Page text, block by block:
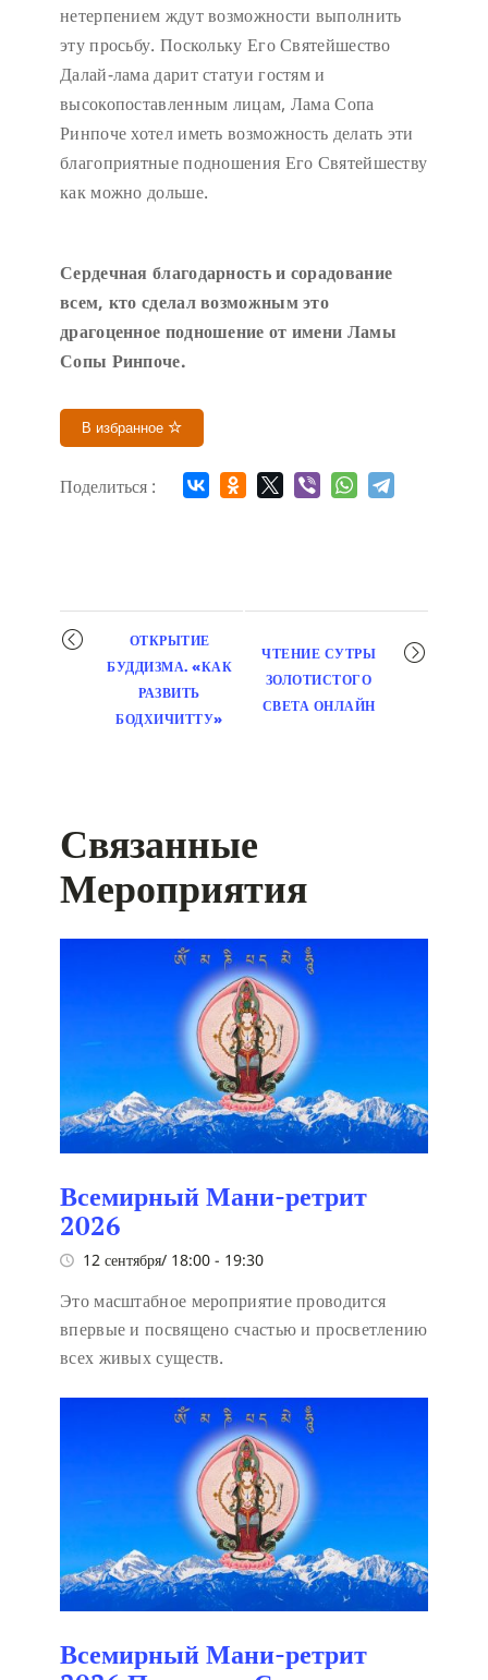
нетерпением ждут возможности выполнить
эту просьбу. Поскольку Его Святейшество
Далай-лама дарит статуи гостям и
высокопоставленным лицам, Лама Сопа
Ринпоче хотел иметь возможность делать эти
благоприятные подношения Его Святейшеству
как можно дольше.
Сердечная благодарность и сорадование
всем, кто сделал возможным это
драгоценное подношение от имени Ламы
Сопы Ринпоче.
В избранное
Поделиться :
Мероприятие
навигация
ОТКРЫТИЕ
БУДДИЗМА. «КАК
РАЗВИТЬ
БОДХИЧИТТУ»
ЧТЕНИЕ СУТРЫ
ЗОЛОТИСТОГО
СВЕТА ОНЛАЙН
Связанные
Мероприятия
Всемирный Мани-ретрит
2026
12 сентября/ 18:00 - 19:30
Это масштабное мероприятие проводится
впервые и посвящено счастью и просветлению
всех живых существ.
Всемирный Мани-ретрит